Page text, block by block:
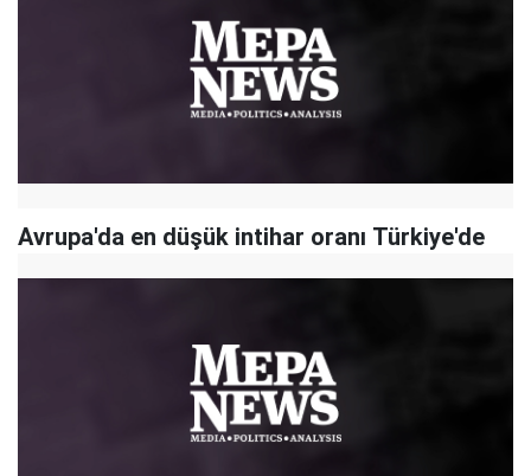
Avrupa'da en düşük intihar oranı Türkiye'de